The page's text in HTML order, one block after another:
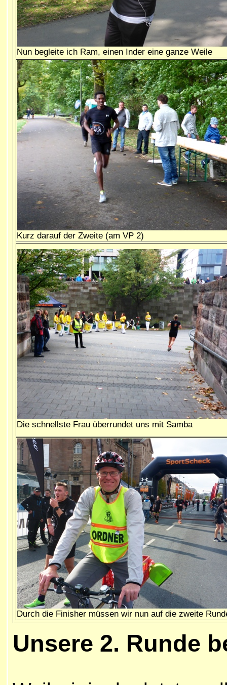
Nun begleite ich Ram, einen Inder eine ganze Weile
Kurz darauf der Zweite (am VP 2)
Die schnellste Frau überrundet uns mit Samba
Durch die Finisher müssen wir nun auf die zweite
Unsere 2. Runde